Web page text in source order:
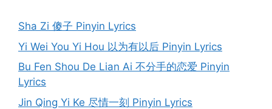
Sha Zi 傻子 Pinyin Lyrics
Yi Wei You Yi Hou 以为有以后 Pinyin Lyrics
Bu Fen Shou De Lian Ai 不分手的恋爱 Pinyin
Lyrics
Jin Qing Yi Ke 尽情一刻 Pinyin Lyrics